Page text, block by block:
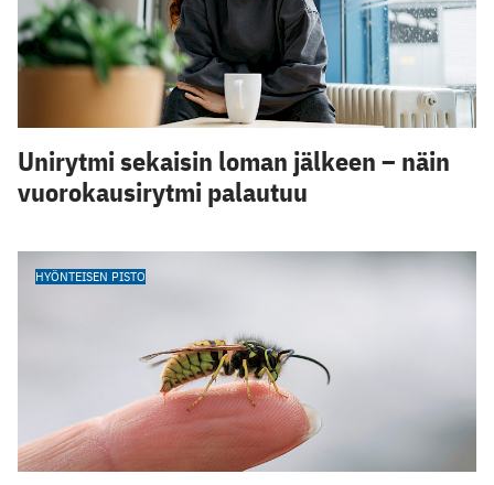
Unirytmi sekaisin loman jälkeen – näin
vuorokausirytmi palautuu
HYÖNTEISEN PISTO